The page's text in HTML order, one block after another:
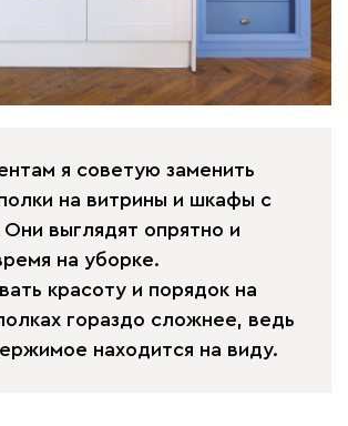
я советую заменить
на витрины и шкафы с
выглядят опрятно и
на уборке.
красоту и порядок на
гораздо сложнее, ведь
находится на виду.